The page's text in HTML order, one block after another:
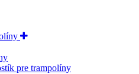
pre trampolíny